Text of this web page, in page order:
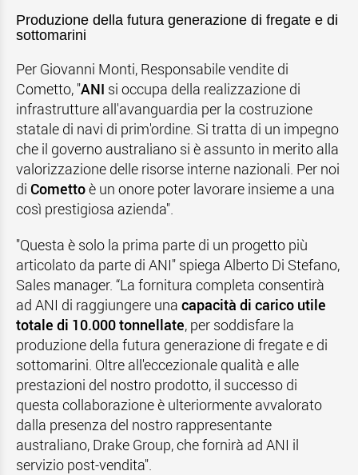
Produzione della futura generazione di fregate e di
sottomarini
Per Giovanni Monti, Responsabile vendite di
Cometto, "ANI si occupa della realizzazione di
infrastrutture all'avanguardia per la costruzione
statale di navi di prim'ordine. Si tratta di un impegno
che il governo australiano si è assunto in merito alla
valorizzazione delle risorse interne nazionali. Per noi
di Comettoè un onore poter lavorare insieme a una
così prestigiosa azienda".
"Questa è solo la prima parte di un progetto più
articolato da parte di ANI" spiega Alberto Di Stefano,
Sales manager. “La fornitura completa consentirà
ad ANI di raggiungere una capacità di carico utile
totale di 10.000 tonnellate, per soddisfare la
produzione della futura generazione di fregate e di
sottomarini. Oltre all'eccezionale qualità e alle
prestazioni del nostro prodotto, il successo di
questa collaborazione è ulteriormente avvalorato
dalla presenza del nostro rappresentante
australiano, Drake Group, che fornirà ad ANI il
servizio post-vendita".